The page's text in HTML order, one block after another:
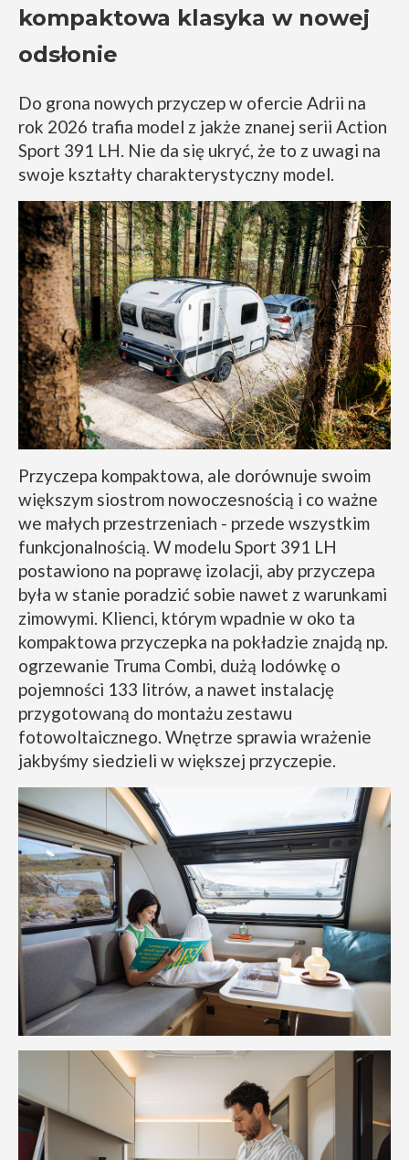
kompaktowa klasyka w nowej
odsłonie
Do grona nowych przyczep w ofercie Adrii na
rok 2026 trafia model z jakże znanej serii Action
Sport 391 LH. Nie da się ukryć, że to z uwagi na
swoje kształty charakterystyczny model.
Przyczepa kompaktowa, ale dorównuje swoim
większym siostrom nowoczesnością i co ważne
we małych przestrzeniach - przede wszystkim
funkcjonalnością. W modelu Sport 391 LH
postawiono na poprawę izolacji, aby przyczepa
była w stanie poradzić sobie nawet z warunkami
zimowymi. Klienci, którym wpadnie w oko ta
kompaktowa przyczepka na pokładzie znajdą np.
ogrzewanie Truma Combi, dużą lodówkę o
pojemności 133 litrów, a nawet instalację
przygotowaną do montażu zestawu
fotowoltaicznego. Wnętrze sprawia wrażenie
jakbyśmy siedzieli w większej przyczepie.